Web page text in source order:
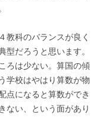
教科のバランスが良く
だろうと思います。
ろは少ない。算国の傾
学校はやはり算数が物
点になると算数ができ
ない、という面があり